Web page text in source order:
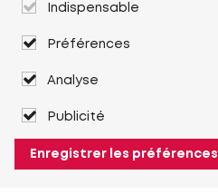
Indispensable
Préférences
Analyse
Publicité
Enregistrer les préférences